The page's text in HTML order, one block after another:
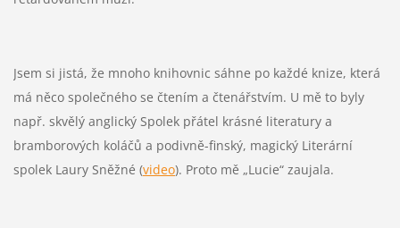
Jsem si jistá, že mnoho knihovnic sáhne po každé knize, která
má něco společného se čtením a čtenářstvím. U mě to byly
např. skvělý anglický Spolek přátel krásné literatury a
bramborových koláčů a podivně-finský, magický Literární
spolek Laury Sněžné (video). Proto mě „Lucie“ zaujala.